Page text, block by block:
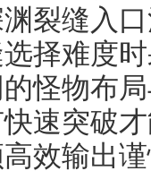
裂缝入
择难度
怪物布
速突破
效输出